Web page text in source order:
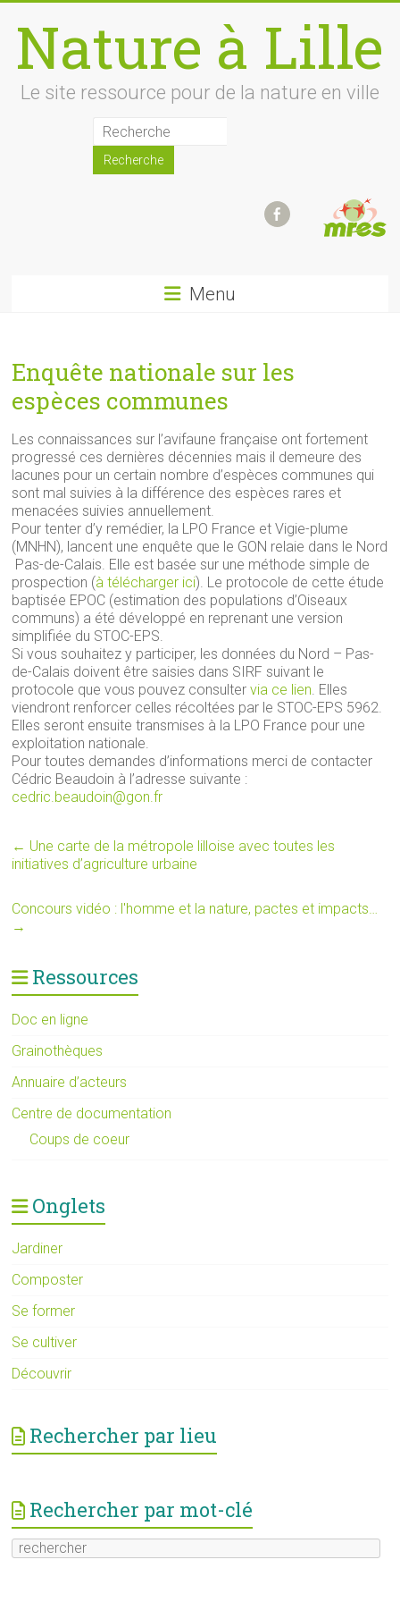
content
Nature à Lille
Le site ressource pour de la nature en ville
Menu
Enquête nationale sur les
espèces communes
Les connaissances sur l’avifaune française ont fortement
progressé ces dernières décennies mais il demeure des
lacunes pour un certain nombre d’espèces communes qui
sont mal suivies à la différence des espèces rares et
menacées suivies annuellement.
Pour tenter d’y remédier, la LPO France et Vigie-plume
(MNHN), lancent une enquête que le GON relaie dans le Nord
 Pas-de-Calais. Elle est basée sur une méthode simple de
prospection (à télécharger ici). Le protocole de cette étude
baptisée EPOC (estimation des populations d’Oiseaux
communs) a été développé en reprenant une version
simplifiée du STOC-EPS.
Si vous souhaitez y participer, les données du Nord – Pas-
de-Calais doivent être saisies dans SIRF suivant le
protocole que vous pouvez consultervia ce lien. Elles
viendront renforcer celles récoltées par le STOC-EPS 5962.
Elles seront ensuite transmises à la LPO France pour une
exploitation nationale.
Pour toutes demandes d’informations merci de contacter
Cédric Beaudoin à l’adresse suivante :
cedric.beaudoin@gon.fr
← Une carte de la métropole lilloise avec toutes les
initiatives d’agriculture urbaine
Concours vidéo : l'homme et la nature, pactes et impacts…
→
Ressources
Doc en ligne
Grainothèques
Annuaire d’acteurs
Centre de documentation
Coups de coeur
Onglets
Jardiner
Composter
Se former
Se cultiver
Découvrir
Rechercher par lieu
Rechercher par mot-clé